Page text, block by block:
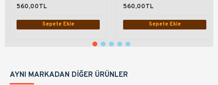
560,00TL
Sepete Ekle
560,00TL
Sepete Ekle
AYNI MARKADAN DIĞER ÜRÜNLER